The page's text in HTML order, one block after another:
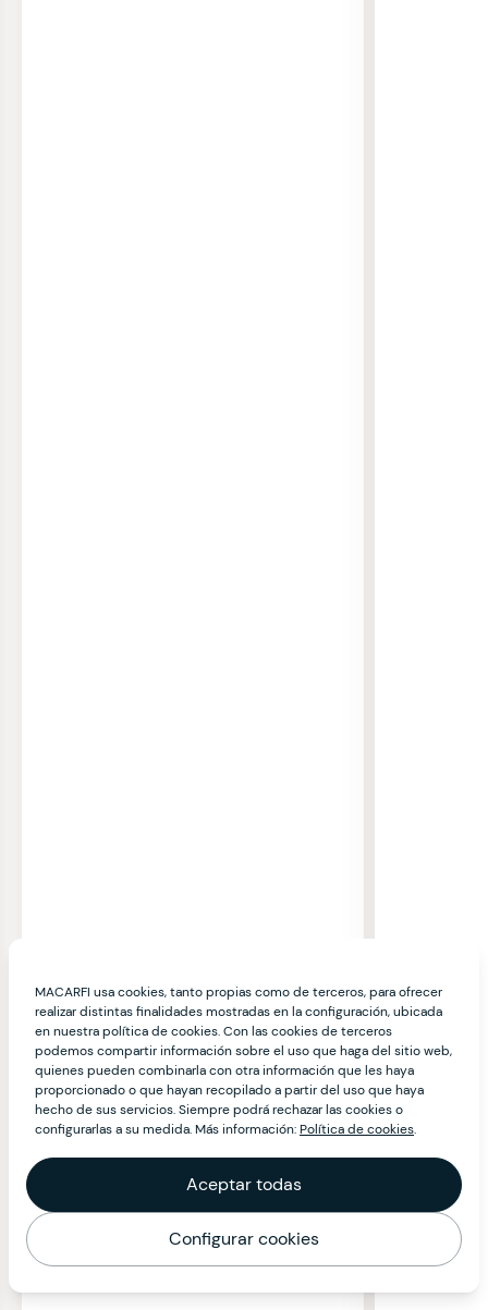
MACARFI usa cookies, tanto propias como de terceros, para ofrecer
realizar distintas finalidades mostradas en la configuración, ubicada
en nuestra política de cookies. Con las cookies de terceros
podemos compartir información sobre el uso que haga del sitio web,
quienes pueden combinarla con otra información que les haya
proporcionado o que hayan recopilado a partir del uso que haya
hecho de sus servicios. Siempre podrá rechazar las cookies o
configurarlas a su medida. Más información:Política de cookies.
Aceptar todas
Configurar cookies